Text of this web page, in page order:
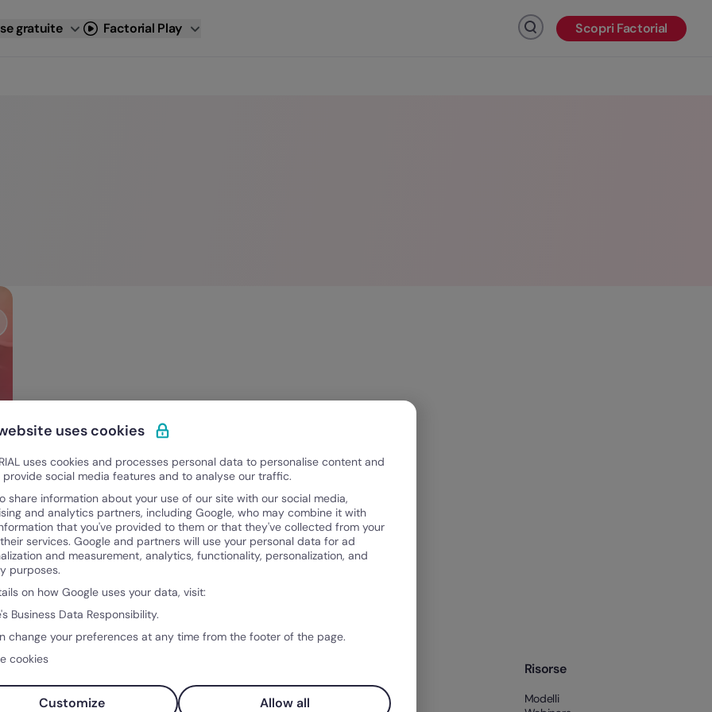
gratuite Factorial Play Fai clic per cercare
Scopri Factorial
Che cos’è Factorial?
Risorse
Modelli
uses cookies
uses cookies and processes personal data to personalise content and
provide social media features and to analyse our traffic.
share information about your use of our site with our social media,
and analytics partners, including Google, who may combine it with
that you've provided to them or that they've collected from your
services. Google and partners will use your personal data for ad
and measurement, analytics, functionality, personalization, and
purposes.
on how Google uses your data, visit:
Business Data Responsibility.
change your preferences at any time from the footer of the page.
cookies
Customize Allow all